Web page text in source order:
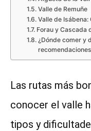
Valle de Remuñe
Valle de
Forau y Cascada
¿Dónde comer y
recomendaciones
Las rutas más
conocer el valle
tipos y